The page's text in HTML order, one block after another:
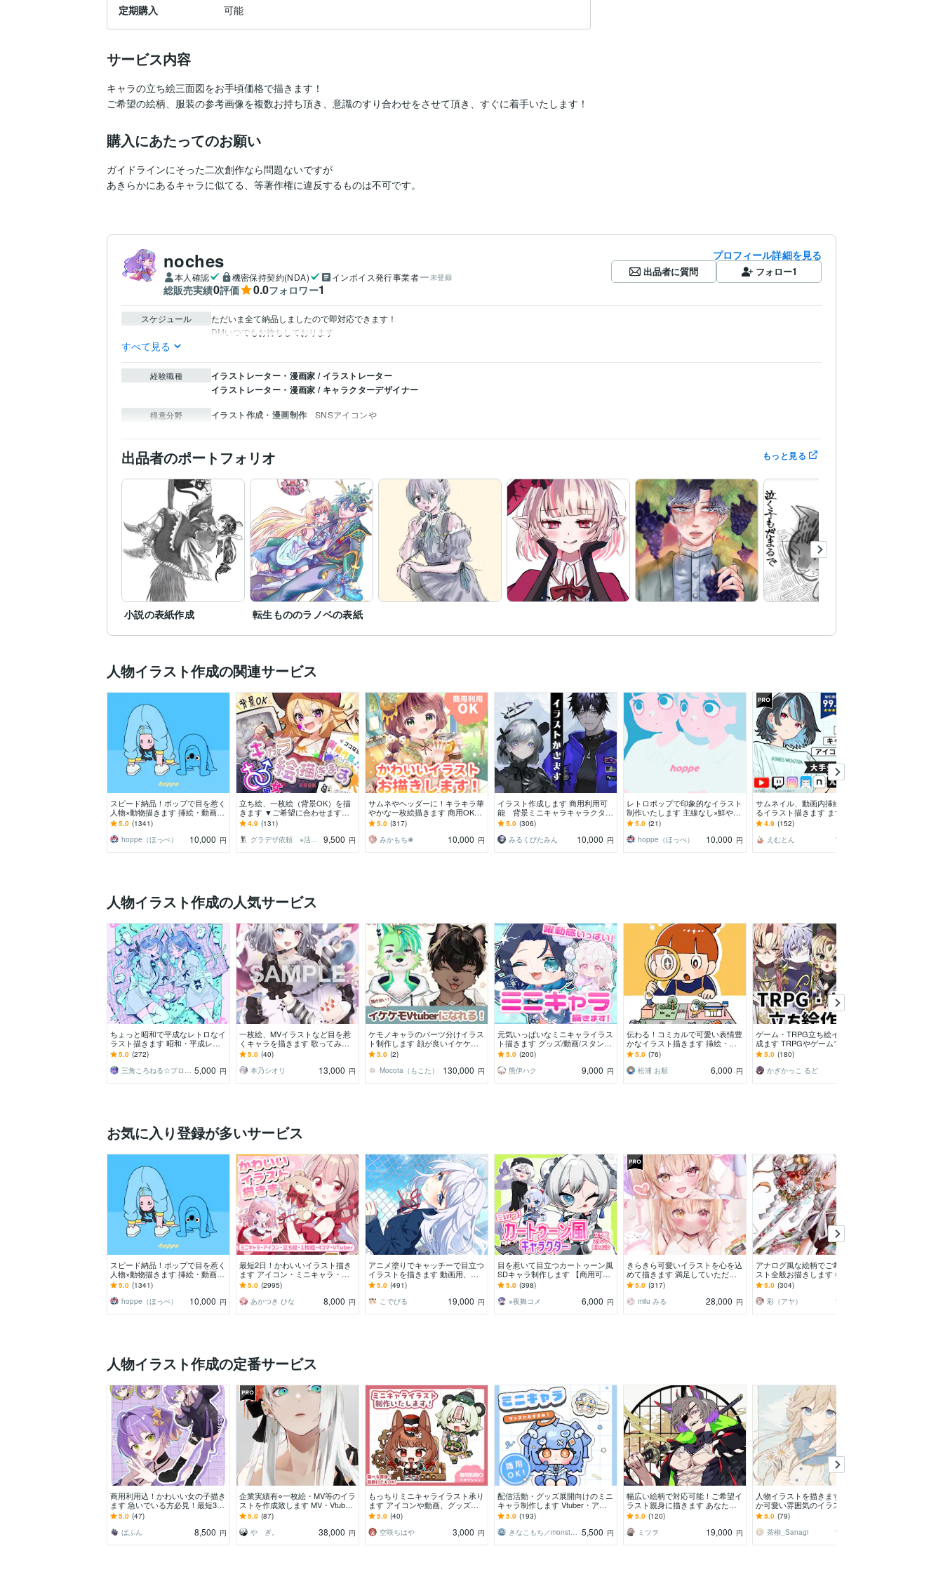
定期購入
可能
サービス内容
キャラの立ち絵三面図をお手頃価格で描きます！
ご希望の絵柄、服装の参考画像を複数お持ち頂き、意識のすり合わせをさせて頂き、すぐに着手いたします！
購入にあたってのお願い
ガイドラインにそった二次創作なら問題ないですが
あきらかにあるキャラに似てる、等著作権に違反するものは不可です。
noches
本人確認 機密保持契約(NDA) インボイス発行事業者 未登録
総販売実績0評価 0.0フォロワー1
プロフィール詳細を見る
出品者に質問 フォロー1
スケジュール
ただいま全て納品しましたので即対応できます！
DMいつでもお待ちしております
すべて見る
経験職種
イラストレーター・漫画家 / イラストレーター
イラストレーター・漫画家 / キャラクターデザイナー
得意分野 イラスト作成・漫画制作 SNSアイコンや
出品者のポートフォリオ もっと見る
小説の表紙作成 転生もののラノベの表紙
人物イラスト作成の関連サービス
スピード納品！ポップで目を惹く
人物×動物描きます 挿絵・動画・
グッズなど鮮やかな配色で個性を
出したい方へ
5.0 (1341)
hoppe（ほっぺ）
10,000 円
立ち絵、一枚絵（背景OK）を描
きます ▼ご希望に合わせます！
ライブ２D、ゲーム、コミック、
アニメ等
4.9 (131)
9,500 円
サムネやヘッダーに！キラキラ華
やかな一枚絵描きます 商用OK！
淡くて可愛い小物や背景、衣装の
デザインも♪
5.0 (317)
みかもち❀
10,000 円
イラスト作成します 商用利用可
能 背景ミニキャラキャラクター
デザイン描きます！
5.0 (306)
みるくびたみん
10,000 円
レトロポップで印象的なイラスト
制作いたします 主線なし×鮮やか
な配色で、アイコン・グッズで個
性をだします
5.0 (21)
hoppe（ほっぺ）
10,000 円
サムネイル、動画内挿絵等に使え
るイラスト描きます まずはお気
軽にご相談下さい。歴10年のプロ
が本気で描きます！
4.9 (152)
えむとん
10,000
人物イラスト作成の人気サービス
ちょっと昭和で平成なレトロなイ
ラスト描きます 昭和・平成レト
ロ☆ネオン☆パステル
5.0 (272)
5,000 円
一枚絵、MVイラストなど目を惹
くキャラを描きます 歌ってみ
た、パネル開け、記念、サムネ、
特典など対応中です！！
5.0 (40)
本乃シオリ
13,000 円
ケモノキャラのパーツ分けイラス
ト制作します 顔が良いイケケモV
tuberになりたい方、お任せくだ
さい！
5.0 (2)
Mocota（もこた）
130,000 円
元気いっぱいなミニキャライラス
ト描きます グッズ/動画/スタンプ/
などに
5.0 (200)
熊伊ハク
9,000 円
伝わる！コミカルで可愛い表情豊
かなイラスト描きます 挿絵・チ
ラシ・リーフレット・HP等 / 大
量注文実績あり！
5.0 (76)
松浦 お順
6,000 円
ゲーム・TRPG立ち絵イラスト作
成ます TRPGやゲームで使えるキ
ャラクター立ち絵の制作をいたし
ます
5.0 (180)
かぎかっこ るど
お気に入り登録が多いサービス
スピード納品！ポップで目を惹く
人物×動物描きます 挿絵・動画・
グッズなど鮮やかな配色で個性を
出したい方へ
5.0 (1341)
hoppe（ほっぺ）
10,000 円
最短2日！かわいいイラスト描き
ます アイコン・ミニキャラ・４
コマ・立ち絵をスピード納品しま
す！
5.0 (2995)
あかつき ひな
8,000 円
アニメ塗りでキャッチーで目立つ
イラストを描きます 動画用、ス
チル、アイコン等、目を引くイラ
ストをご希望の方に！
5.0 (491)
こでびる
19,000 円
目を惹いて目立つカートゥーン風
SDキャラ制作します 【商用可】
頭身3種類！立ち絵以外にも幅広
く対応します！
5.0 (398)
※夜舞コメ
6,000 円
きらきら可愛いイラストを心を込
めて描きます 満足していただけ
るイラストを全力で描かせていた
だきます
5.0 (317)
milu みる
28,000 円
アナログ風な絵柄でご希望のイラ
スト全般お描きします 年賀絵、
アイコン、MV絵、サムネ、キー
ビジュアル、キャラデザ
5.0 (304)
彩（アヤ）
14,000
人物イラスト作成の定番サービス
商用利用込！かわいい女の子描き
ます 急いでいる方必見！最短3日
程度で納品できます！
5.0 (47)
ばふん
8,500 円
企業実績有⋄一枚絵・MV等のイラ
ストを作成致します MV・Vtuber
キャラデザ・記念イラスト・TRP
G等
5.0 (87)
や ぎ。
38,000 円
もっちりミニキャライラスト承り
ます アイコンや動画、グッズな
どにかわいいミニキャライラスト
を！
5.0 (40)
空咲ちはや
3,000 円
配信活動・グッズ展開向けのミニ
キャラ制作します Vtuber・アイ
ドル向け！もちもちミニキャラ制
作します
5.0 (193)
5,500 円
幅広い絵柄で対応可能！ご希望イ
ラスト親身に描きます あなたの
イメージを具体化します！顧客満
足度に自信有り
5.0 (120)
ミツヲ
19,000 円
人物イラストを描きます ほんわ
か可愛い雰囲気のイラストが得意
です！
5.0 (79)
茶柳_Sanagi
12,000